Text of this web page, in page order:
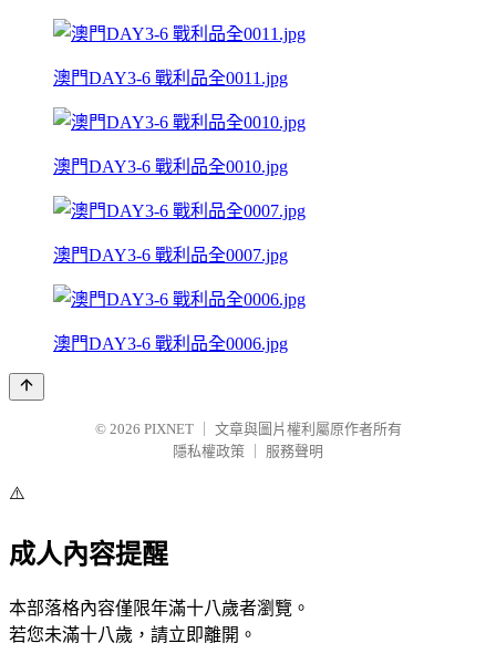
澳門DAY3-6 戰利品全0011.jpg
澳門DAY3-6 戰利品全0010.jpg
澳門DAY3-6 戰利品全0007.jpg
澳門DAY3-6 戰利品全0006.jpg
© 2026 PIXNET
文章與圖片權利屬原作者所有
隱私權政策
服務聲明
⚠️
成人內容提醒
本部落格內容僅限年滿十八歲者瀏覽。
若您未滿十八歲，請立即離開。